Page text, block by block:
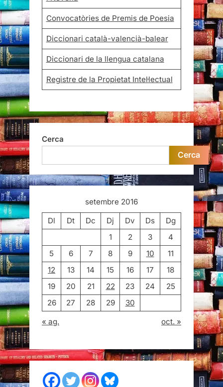
Convocatòries de Premis de Poesia
Diccionari català-valencià-balear
Diccionari de la llengua catalana
Registre de la Propietat Intel·lectual
Cerca
Cerca
setembre 2016
Dl
Dt Dc Dj Dv Ds
Dg
1
2 3
4
5
6 7 8 9 10
11
12
13 14 15 16 17
18
19
20 21 22 23 24
25
26
27 28 29
30
« ag.
oct. »